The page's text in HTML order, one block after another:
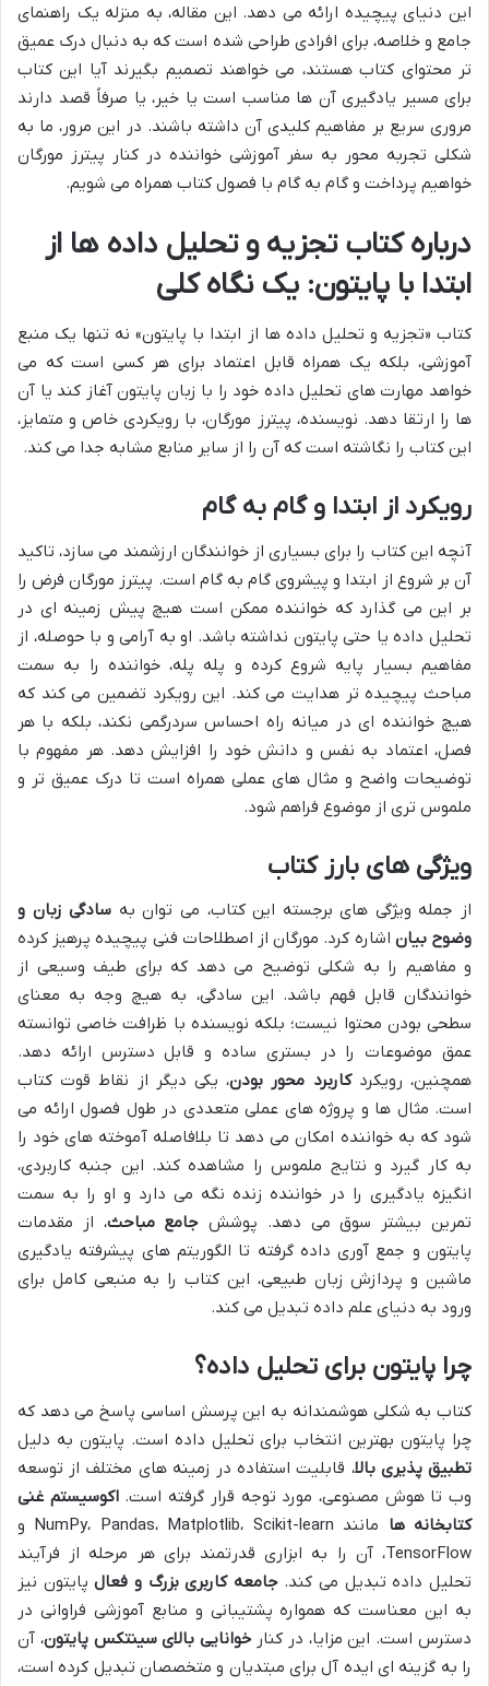
این دنیای پیچیده ارائه می دهد. این مقاله، به منزله یک راهنمای
جامع و خلاصه، برای افرادی طراحی شده است که به دنبال درک عمیق
تر محتوای کتاب هستند، می خواهند تصمیم بگیرند آیا این کتاب
برای مسیر یادگیری آن ها مناسب است یا خیر، یا صرفاً قصد دارند
مروری سریع بر مفاهیم کلیدی آن داشته باشند. در این مرور، ما به
شکلی تجربه محور به سفر آموزشی خواننده در کنار پیترز مورگان
خواهیم پرداخت و گام به گام با فصول کتاب همراه می شویم.
درباره کتاب تجزیه و تحلیل داده ها از
ابتدا با پایتون: یک نگاه کلی
کتاب «تجزیه و تحلیل داده ها از ابتدا با پایتون» نه تنها یک منبع
آموزشی، بلکه یک همراه قابل اعتماد برای هر کسی است که می
خواهد مهارت های تحلیل داده خود را با زبان پایتون آغاز کند یا آن
ها را ارتقا دهد. نویسنده، پیترز مورگان، با رویکردی خاص و متمایز،
این کتاب را نگاشته است که آن را از سایر منابع مشابه جدا می کند.
رویکرد از ابتدا و گام به گام
آنچه این کتاب را برای بسیاری از خوانندگان ارزشمند می سازد، تاکید
آن بر شروع از ابتدا و پیشروی گام به گام است. پیترز مورگان فرض را
بر این می گذارد که خواننده ممکن است هیچ پیش زمینه ای در
تحلیل داده یا حتی پایتون نداشته باشد. او به آرامی و با حوصله، از
مفاهیم بسیار پایه شروع کرده و پله پله، خواننده را به سمت
مباحث پیچیده تر هدایت می کند. این رویکرد تضمین می کند که
هیچ خواننده ای در میانه راه احساس سردرگمی نکند، بلکه با هر
فصل، اعتماد به نفس و دانش خود را افزایش دهد. هر مفهوم با
توضیحات واضح و مثال های عملی همراه است تا درک عمیق تر و
ملموس تری از موضوع فراهم شود.
ویژگی های بارز کتاب
از جمله ویژگی های برجسته این کتاب، می توان به سادگی زبان و
وضوح بیان اشاره کرد. مورگان از اصطلاحات فنی پیچیده پرهیز کرده
و مفاهیم را به شکلی توضیح می دهد که برای طیف وسیعی از
خوانندگان قابل فهم باشد. این سادگی، به هیچ وجه به معنای
سطحی بودن محتوا نیست؛ بلکه نویسنده با ظرافت خاصی توانسته
عمق موضوعات را در بستری ساده و قابل دسترس ارائه دهد.
همچنین، رویکردکاربرد محور بودن، یکی دیگر از نقاط قوت کتاب
است. مثال ها و پروژه های عملی متعددی در طول فصول ارائه می
شود که به خواننده امکان می دهد تا بلافاصله آموخته های خود را
به کار گیرد و نتایج ملموس را مشاهده کند. این جنبه کاربردی،
انگیزه یادگیری را در خواننده زنده نگه می دارد و او را به سمت
تمرین بیشتر سوق می دهد. پوشش جامع مباحث، از مقدمات
پایتون و جمع آوری داده گرفته تا الگوریتم های پیشرفته یادگیری
ماشین و پردازش زبان طبیعی، این کتاب را به منبعی کامل برای
ورود به دنیای علم داده تبدیل می کند.
چرا پایتون برای تحلیل داده؟
کتاب به شکلی هوشمندانه به این پرسش اساسی پاسخ می دهد که
چرا پایتون بهترین انتخاب برای تحلیل داده است. پایتون به دلیل
تطبیق پذیری بالا، قابلیت استفاده در زمینه های مختلف از توسعه
وب تا هوش مصنوعی، مورد توجه قرار گرفته است.اکوسیستم غنی
کتابخانه ها
مانند NumPy، Pandas، Matplotlib، Scikit-learn و
TensorFlow، آن را به ابزاری قدرتمند برای هر مرحله از فرآیند
تحلیل داده تبدیل می کند.جامعه کاربری بزرگ و فعالپایتون نیز
به این معناست که همواره پشتیبانی و منابع آموزشی فراوانی در
دسترس است. این مزایا، در کنار خوانایی بالای سینتکس پایتون، آن
را به گزینه ای ایده آل برای مبتدیان و متخصصان تبدیل کرده است،